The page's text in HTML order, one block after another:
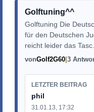
Golftuning^^
Golftuning Die
für den Deutschen
reicht leider das Tasc...
vonGolf2G60 3
LETZTER BEITRAG
phil
31.01.13, 17:32